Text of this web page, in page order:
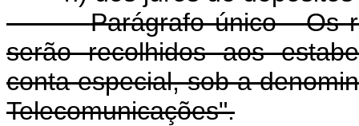
Parágrafo único - Os
serão recolhidos aos
conta especial, sob a
Telecomunicações".